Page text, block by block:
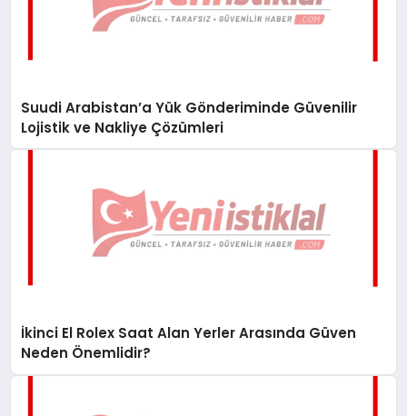
Suudi Arabistan’a Yük Gönderiminde Güvenilir
Lojistik ve Nakliye Çözümleri
İkinci El Rolex Saat Alan Yerler Arasında Güven
Neden Önemlidir?